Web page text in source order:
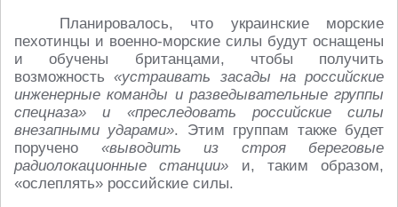
Планировалось, что украинские морские
пехотинцы и военно-морские силы будут оснащены
и обучены британцами, чтобы получить
возможность«устраивать засады на российские
инженерные команды и разведывательные группы
спецназа» и «преследовать российские силы
внезапными ударами». Этим группам также будет
поручено «выводить из строя береговые
радиолокационные станции» и, таким образом,
«ослеплять» российские силы.